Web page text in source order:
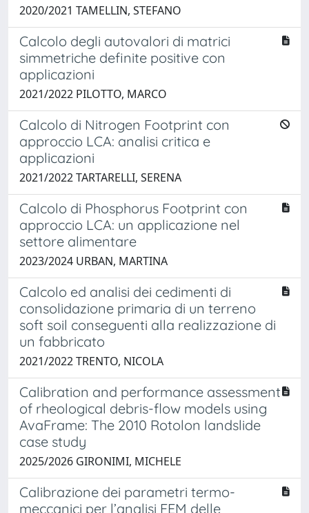
2020/2021 TAMELLIN, STEFANO
Calcolo degli autovalori di matrici
simmetriche definite positive con
applicazioni
2021/2022 PILOTTO, MARCO
Calcolo di Nitrogen Footprint con
approccio LCA: analisi critica e
applicazioni
2021/2022 TARTARELLI, SERENA
Calcolo di Phosphorus Footprint con
approccio LCA: un applicazione nel
settore alimentare
2023/2024 URBAN, MARTINA
Calcolo ed analisi dei cedimenti di
consolidazione primaria di un terreno
soft soil conseguenti alla realizzazione di
un fabbricato
2021/2022 TRENTO, NICOLA
Calibration and performance assessment
of rheological debris-flow models using
AvaFrame: The 2010 Rotolon landslide
case study
2025/2026 GIRONIMI, MICHELE
Calibrazione dei parametri termo-
meccanici per l’analisi FEM delle